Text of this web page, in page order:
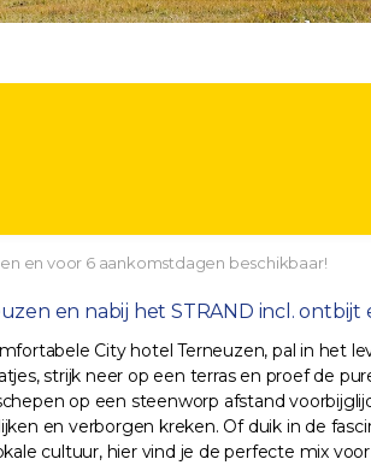
en voor 6 aankomstdagen beschikbaar!
en nabij het STRAND incl. ontbijt
City hotel Terneuzen, pal in het
strijk neer op een terras en proef de
op een steenworp afstand
en verborgen kreken. Of duik in de
cultuur, hier vind je de perfecte mix